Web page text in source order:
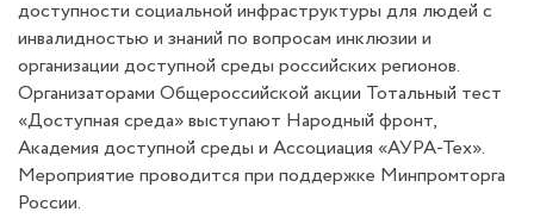
доступности социальной инфраструктуры для людей с
инвалидностью и знаний по вопросам инклюзии и
организации доступной среды российских регионов.
Организаторами Общероссийской акции Тотальный тест
«Доступная среда» выступают Народный фронт,
Академия доступной среды и Ассоциация «АУРА-Тех».
Мероприятие проводится при поддержке Минпромторга
России.